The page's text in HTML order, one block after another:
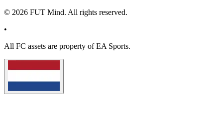
© 2026 FUT Mind. All rights reserved.
•
All FC assets are property of EA Sports.